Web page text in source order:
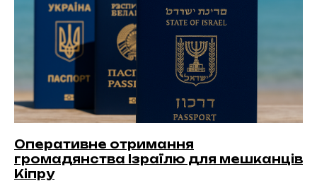
Оперативне отримання
громадянства Ізраїлю для мешканців
Кіпру